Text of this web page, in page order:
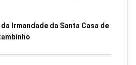
Irmandade da Santa Casa de